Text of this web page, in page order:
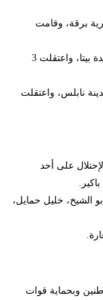
قرية برقة، وقامت
6. الساعة 02:40 اقتحمت قوات الإحتلال بلدة بيتا، واعتقلت 3
مدينة نابلس، واعتقلت
قوات الإحتلال على أحد
صدام أبو الشيخ، خليل حمايل،
وبحماية قوات